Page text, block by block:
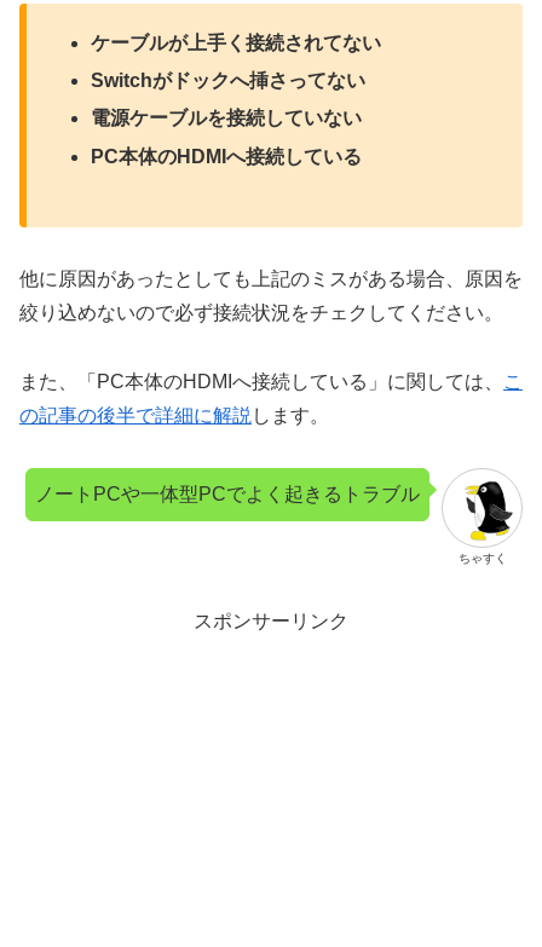
ケーブルが上手く接続されてない
Switchがドックへ挿さってない
電源ケーブルを接続していない
PC本体のHDMIへ接続している
他に原因があったとしても上記のミスがある場合、原因を
絞り込めないので必ず接続状況をチェクしてください。
また、「PC本体のHDMIへ接続している」に関しては、
こ
の記事の後半で詳細に解説 します。
ちゃすく
ノートPCや一体型PCでよく起きるトラブル
スポンサーリンク